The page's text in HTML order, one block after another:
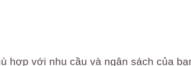
hợp với nhu cầu và ngân sách của